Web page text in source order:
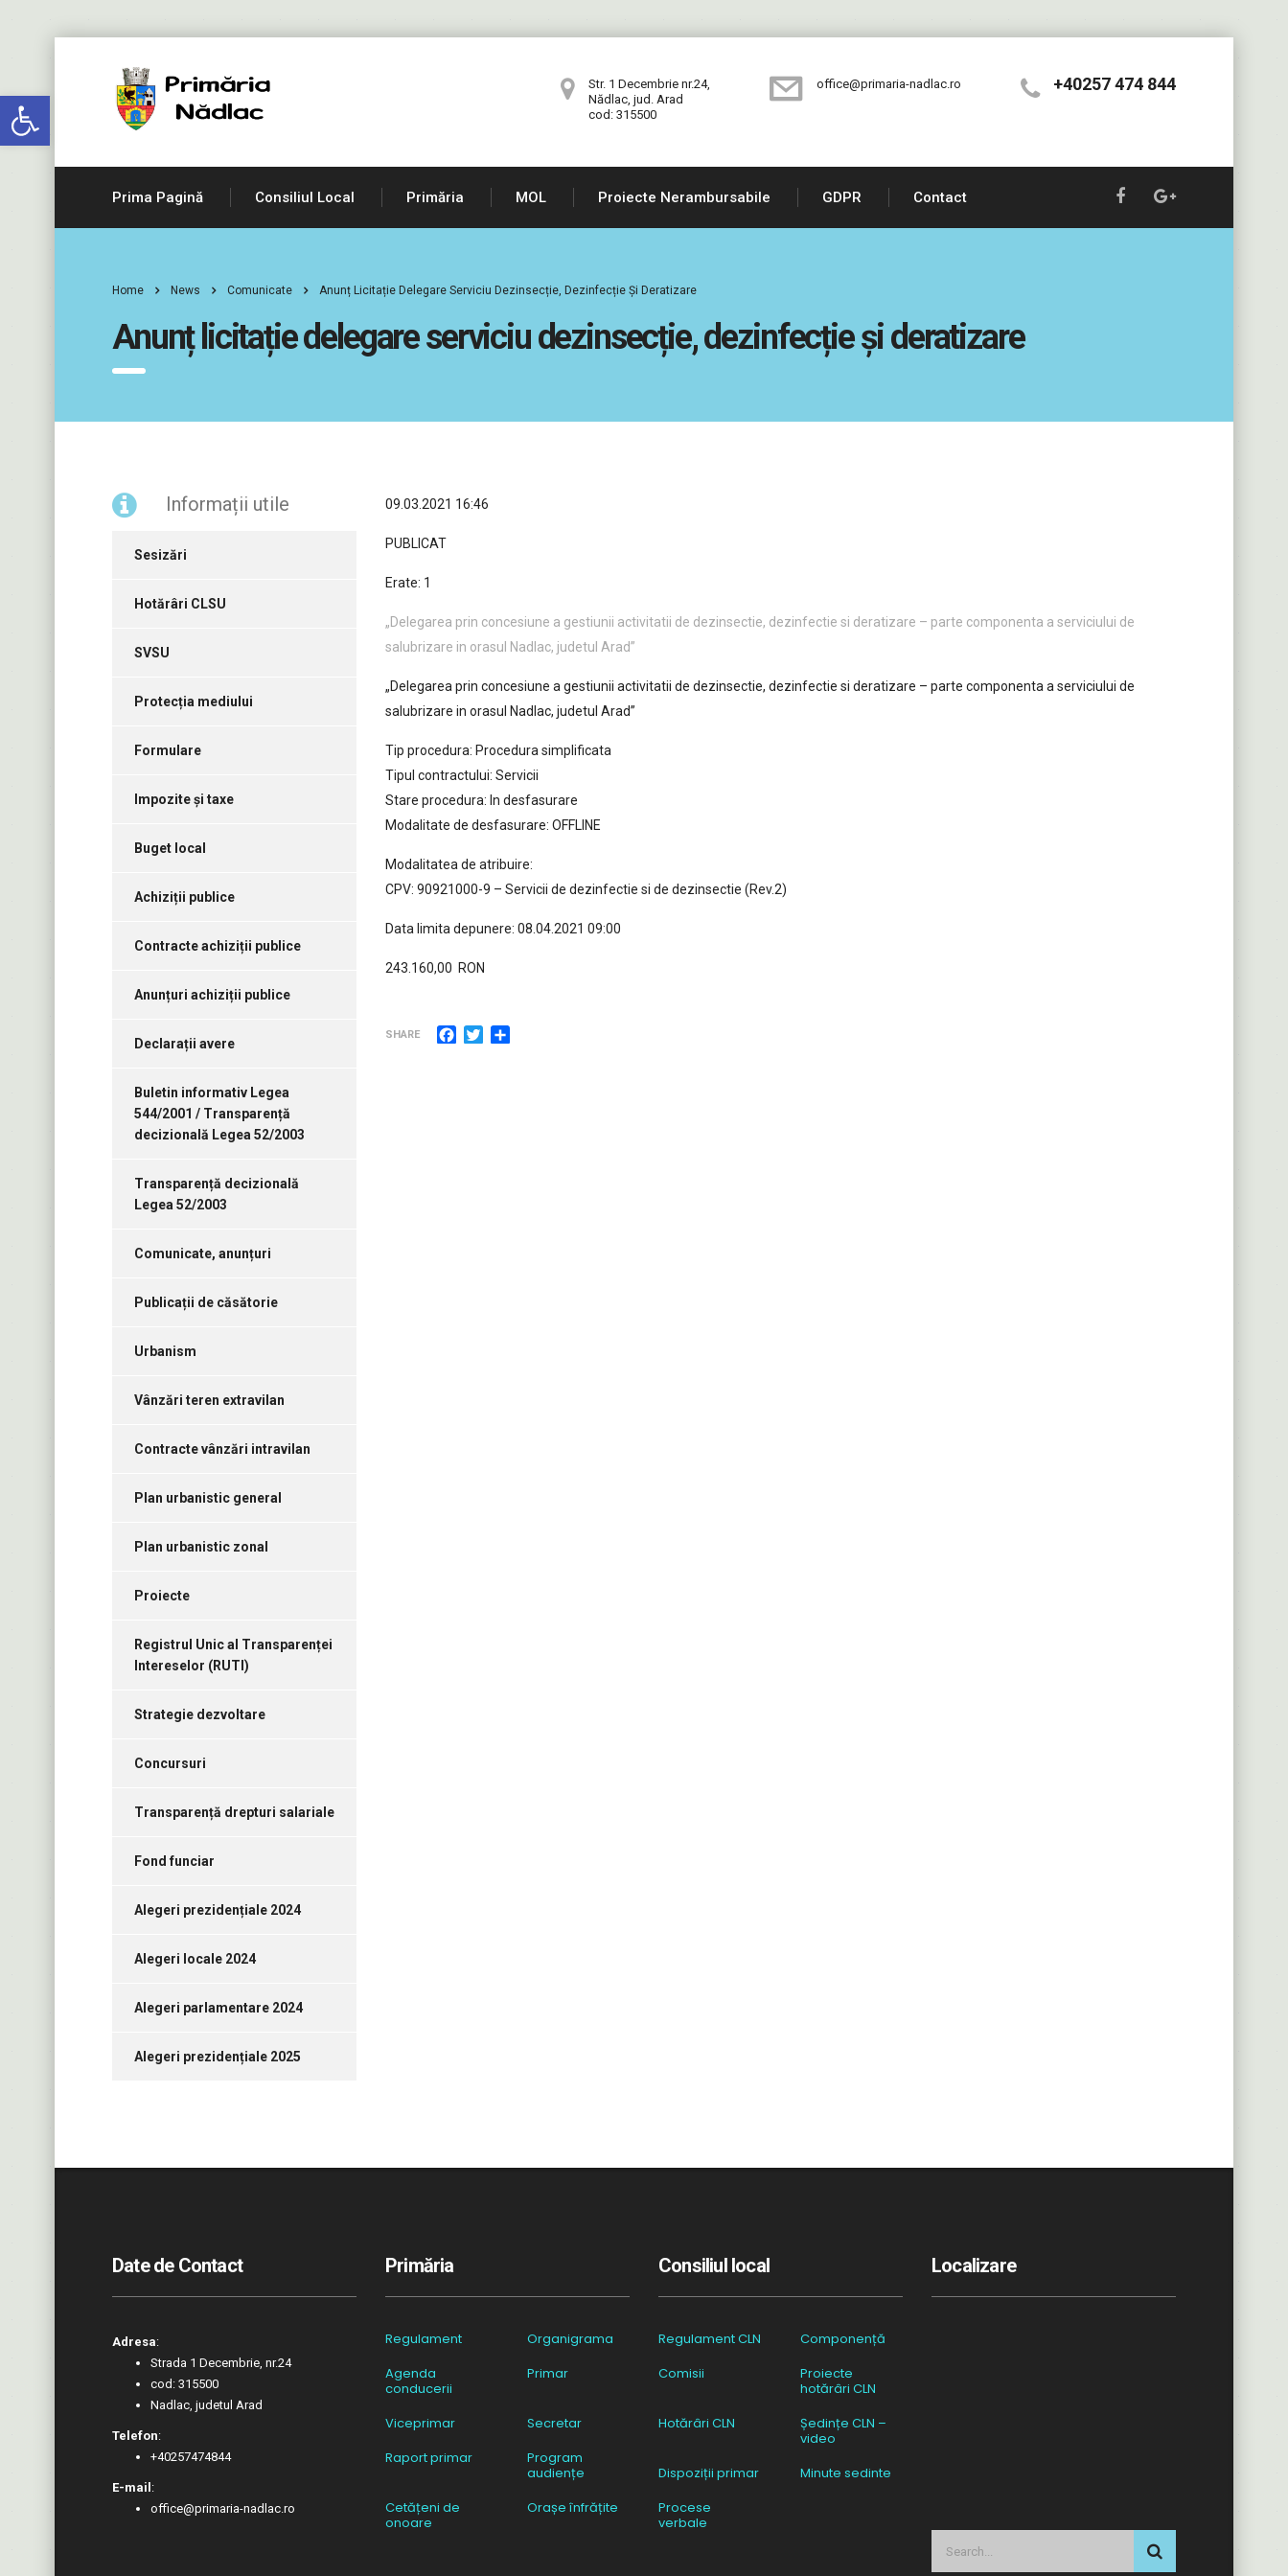
Deschide bara de unelte
+40257 474 844
office@primaria-nadlac.ro
Str. 1 Decembrie nr.24,
Nădlac, jud. Arad
cod: 315500
Prima Pagină Consiliul Local Primăria MOL Proiecte Nerambursabile GDPR Contact
Home News Comunicate Anunț Licitație Delegare Serviciu Dezinsecție, Dezinfecție Și Deratizare
Anunț licitație delegare serviciu dezinsecție, dezinfecție și deratizare
09.03.2021 16:46
PUBLICAT
Erate: 1
„Delegarea prin concesiune a gestiunii activitatii de dezinsectie, dezinfectie si deratizare – parte componenta a serviciului de
salubrizare in orasul Nadlac, judetul Arad”
„Delegarea prin concesiune a gestiunii activitatii de dezinsectie, dezinfectie si deratizare – parte componenta a serviciului de
salubrizare in orasul Nadlac, judetul Arad”
Tip procedura: Procedura simplificata
Tipul contractului: Servicii
Stare procedura: In desfasurare
Modalitate de desfasurare: OFFLINE
Modalitatea de atribuire:
CPV: 90921000-9 – Servicii de dezinfectie si de dezinsectie (Rev.2)
Data limita depunere: 08.04.2021 09:00
243.160,00 RON
SHARE Facebook
Twitter
Informații utile
Sesizări
Hotărâri CLSU
SVSU
Protecția mediului
Formulare
Impozite și taxe
Buget local
Achiziții publice
Contracte achiziții publice
Anunțuri achiziții publice
Declarații avere
Buletin informativ Legea
544/2001 / Transparență
decizională Legea 52/2003
Transparență decizională
Legea 52/2003
Comunicate, anunțuri
Publicații de căsătorie
Urbanism
Vânzări teren extravilan
Contracte vânzări intravilan
Plan urbanistic general
Plan urbanistic zonal
Proiecte
Registrul Unic al Transparenței
Intereselor (RUTI)
Strategie dezvoltare
Concursuri
Transparență drepturi salariale
Fond funciar
Alegeri prezidențiale 2024
Alegeri locale 2024
Alegeri parlamentare 2024
Alegeri prezidențiale 2025
Date de Contact
Adresa:
Strada 1 Decembrie, nr.24
cod: 315500
Nadlac, judetul Arad
Telefon:
+40257474844
E-mail :
office@primaria-nadlac.ro
Primăria
Regulament
Organigrama
Agenda
conducerii
Primar
Viceprimar
Secretar
Raport primar
Program
audiențe
Cetățeni de
onoare
Orașe înfrățite
Consiliul local
Regulament CLN
Componență
Comisii
Proiecte
hotărâri CLN
Hotărâri CLN
Ședințe CLN –
video
Dispoziții primar
Minute sedinte
Procese
verbale
Localizare